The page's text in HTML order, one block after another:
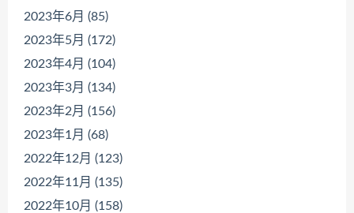
2023年6月 (85)
2023年5月 (172)
2023年4月 (104)
2023年3月 (134)
2023年2月 (156)
2023年1月 (68)
2022年12月 (123)
2022年11月 (135)
2022年10月 (158)